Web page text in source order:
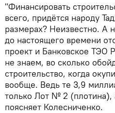
"Финансировать
всего, придётся народу
размерах? Неизвестно. А
до настоящего времени
проект и Банковское ТЭО
не знаем, во сколько
строительство, когда
вообще. Ведь те 3,9
только Лот № 2 (плотина),
поясняет Колесниченко.